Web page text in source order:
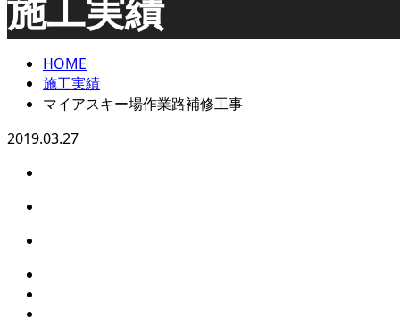
施工実績
HOME
施工実績
マイアスキー場作業路補修工事
2019.03.27